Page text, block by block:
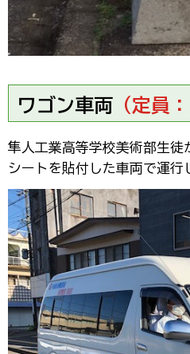
ワゴン車両 （定員
隼人工業高等学校美術部生徒
シートを貼付した車両で運行